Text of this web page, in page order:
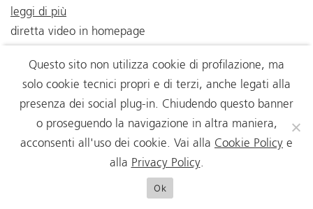
leggi di più
diretta video in homepage
Questo sito non utilizza cookie di profilazione, ma
solo cookie tecnici propri e di terzi, anche legati alla
presenza dei social plug-in. Chiudendo questo banner
o proseguendo la navigazione in altra maniera,
acconsenti all'uso dei cookie. Vai alla Cookie Policy e
alla Privacy Policy.
Ok